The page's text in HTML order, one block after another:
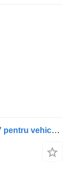
Capul blocului de cilindrii QFVA 433147 pentru vehicul comercial Ford TRANSIT